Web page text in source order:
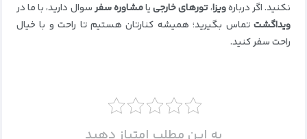
نکنید. اگر دربارهویزا،تورهای خارجییامشاوره سفرسوال دارید، با ما در
ویداگشت تماس بگیرید؛ همیشه کنارتان هستیم تا راحت و با خیال
راحت سفر کنید.